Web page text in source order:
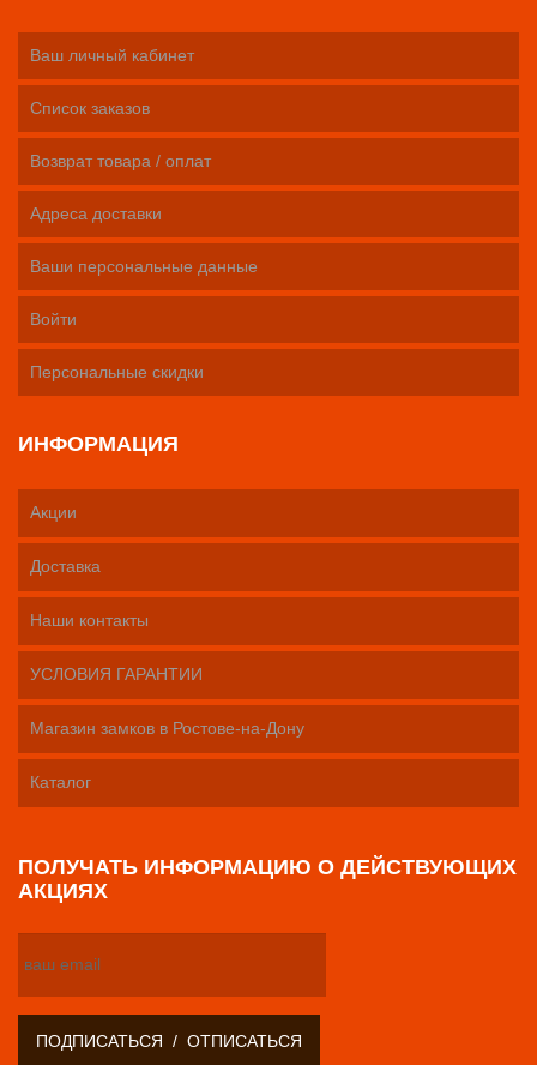
Ваш личный кабинет
Список заказов
Возврат товара / оплат
Адреса доставки
Ваши персональные данные
Войти
Персональные скидки
ИНФОРМАЦИЯ
Акции
Доставка
Наши контакты
УСЛОВИЯ ГАРАНТИИ
Магазин замков в Ростове-на-Дону
Каталог
ПОЛУЧАТЬ ИНФОРМАЦИЮ О ДЕЙСТВУЮЩИХ
АКЦИЯХ